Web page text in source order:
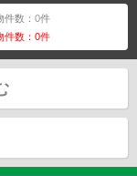
件数：0件
件数：0件